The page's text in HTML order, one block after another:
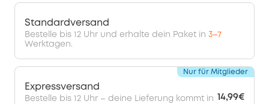
Standardversand
Bestelle bis 12 Uhr und erhalte dein Paket in 3–7
Werktagen.
Expressversand
Bestelle bis 12 Uhr – deine Lieferung kommt in 14,99€
Nur für Mitglieder